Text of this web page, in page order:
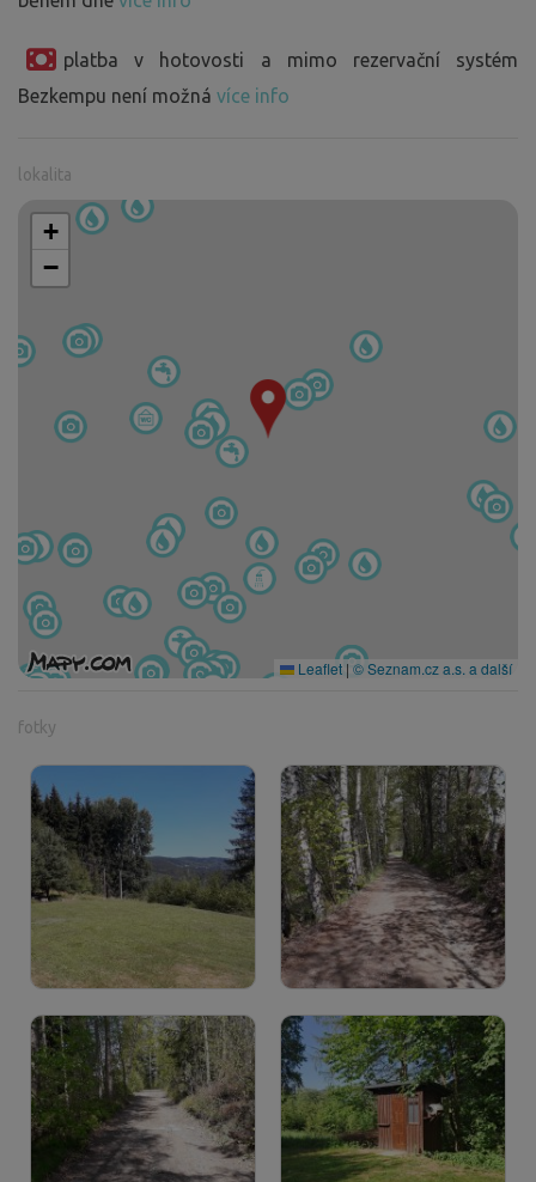
platba v hotovosti a mimo rezervační systém
Bezkempu není možná více info
lokalita
+
−
Leaflet | © Seznam.cz a.s. a další
fotky